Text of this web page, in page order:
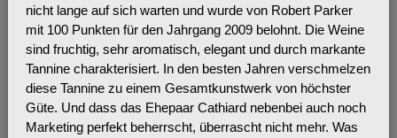
nicht lange auf sich warten und wurde von Robert Parker
mit 100 Punkten für den Jahrgang 2009 belohnt. Die Weine
sind fruchtig, sehr aromatisch, elegant und durch markante
Tannine charakterisiert. In den besten Jahren verschmelzen
diese Tannine zu einem Gesamtkunstwerk von höchster
Güte. Und dass das Ehepaar Cathiard nebenbei auch noch
Marketing perfekt beherrscht, überrascht nicht mehr. Was